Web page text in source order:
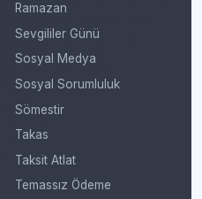
Ramazan
Sevgililer Günü
Sosyal Medya
Sosyal Sorumluluk
Sömestir
Takas
Taksit Atlat
Temassız Ödeme